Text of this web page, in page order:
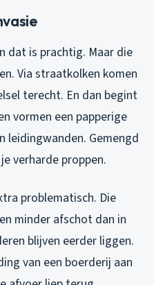
dat is prachtig. Maar die
Via straatkolken komen
terecht. En dan begint
vormen een papperige
leidingwanden. Gemengd
verharde proppen.
problematisch. Die
minder afschot dan in
blijven eerder liggen.
van een boerderij aan